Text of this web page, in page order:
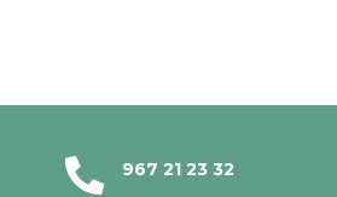
 967 21 23 32